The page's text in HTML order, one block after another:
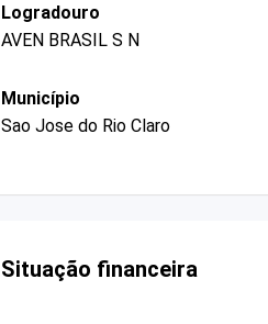
Logradouro
AVEN BRASIL S N
Município
Sao Jose do Rio Claro
Situação financeira